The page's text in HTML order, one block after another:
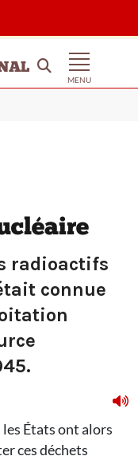
MENU
radioactifs
connue
États ont alors
ces déchets